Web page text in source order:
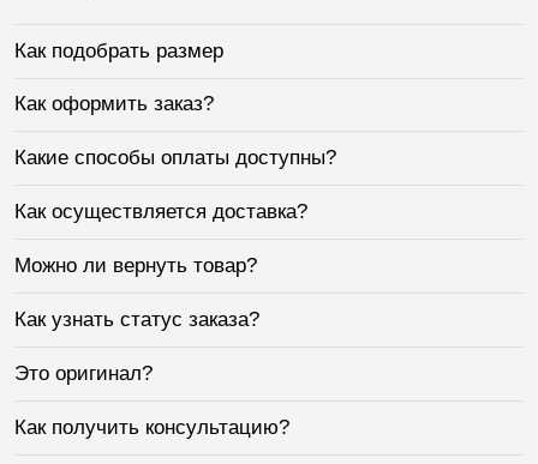
Как подобрать размер
Как оформить заказ?
Какие способы оплаты доступны?
Как осуществляется доставка?
Можно ли вернуть товар?
Как узнать статус заказа?
Это оригинал?
Как получить консультацию?